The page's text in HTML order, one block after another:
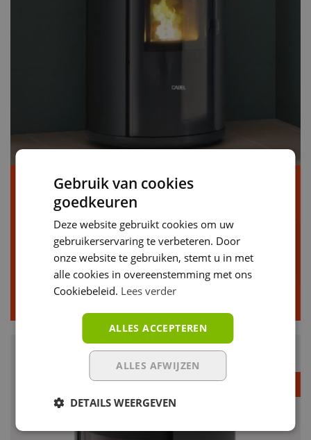
Cadel Sound - Zwart
Verw. volume:
157m³
Kilowattage:
5.5 KWh
Beschikbare kleuren
zwart
Prijs op aanvraag
Gebruik van cookies
goedkeuren
Deze website gebruikt cookies om uw
gebruikerservaring te verbeteren. Door
onze website te gebruiken, stemt u in met
alle cookies in overeenstemming met ons
Cookiebeleid. Lees verder
ALLES ACCEPTEREN
ALLES AFWIJZEN
DETAILS WEERGEVEN